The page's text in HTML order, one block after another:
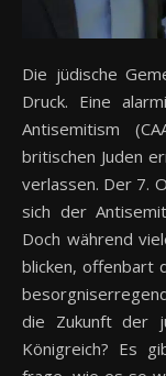
Die jüdische Gemeinschaft in Großbritannien steht unter
Druck. Eine
Antisemitism
britischen Juden
verlassen. Der 7.
sich der
Doch während
blicken, offenbart
die Zukunft der
Königreich? Es